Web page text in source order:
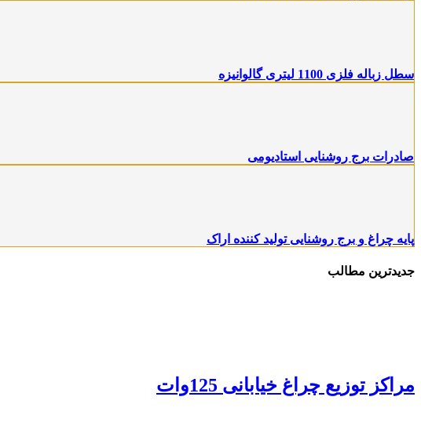
سطل زباله فلزی 1100 لیتری گالوانیزه
صادرات برج روشنایی استادیومی
پایه چراغ و برج روشنایی تولید کننده اراک
جدیدترین مطالب
مراکز توزیع چراغ خیابانی 125وات